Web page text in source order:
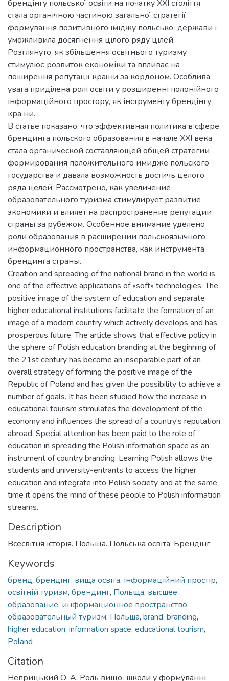
брендінгу польської освіти на початку ХХІ століття
стала органічною частиною загальної стратегії
формування позитивного іміджу польської держави і
уможливила досягнення цілого ряду цілей.
Розглянуто, як збільшення освітнього туризму
стимулює розвиток економіки та впливає на
поширення репутації країни за кордоном. Особлива
увага приділена ролі освіти у розширенні полонійного
інформаційного простору, як інструменту брендінгу
країни.
В статье показано, что эффективная политика в сфере
брендинга польского образования в начале ХХІ века
стала органической составляющей общей стратегии
формирования положительного имидже польского
государства и давала возможность достичь целого
ряда целей. Рассмотрено, как увеличение
образовательного туризма стимулирует развитие
экономики и влияет на распространение репутации
страны за рубежом. Особенное внимание уделено
роли образования в расширении польскоязычного
информационного пространства, как инструмента
брендинга страны.
Creation and spreading of the national brand in the world is
one of the effective applications of «soft» technologies. The
positive image of the system of education and separate
higher educational institutions facilitate the formation of an
image of a modern country which actively develops and has
prosperous future. The article shows that effective policy in
the sphere of Polish education branding at the beginning of
the 21st century has become an inseparable part of an
overall strategy of forming the positive image of the
Republic of Poland and has given the possibility to achieve a
number of goals. It has been studied how the increase in
educational tourism stimulates the development of the
economy and influences the spread of a country’s reputation
abroad. Special attention has been paid to the role of
education in spreading the Polish information space as an
instrument of country branding. Learning Polish allows the
students and university-entrants to access the higher
education and integrate into Polish society and at the same
time it opens the mind of these people to Polish information
streams.
Description
Всесвітня історія. Польща. Польська освіта. Брендінг
Keywords
бренд, брендінг, вища освіта, інформаційний простір,
освітній туризм, брендинг, Польща, высшее
образование, информационное пространство,
образовательный туризм, Польша, brand, branding,
higher education, information space, educational tourism,
Poland
Citation
Неприцький О. А. Роль вищої школи у формуванні